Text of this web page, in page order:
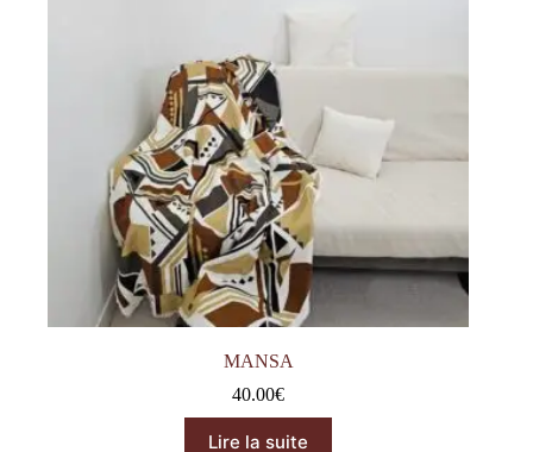
MANSA
40.00€
Lire la suite